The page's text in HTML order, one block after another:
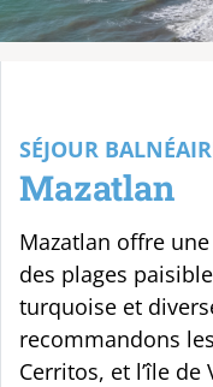
SÉJOUR
Mazatlan
Mazatlan offre
des plages
turquoise et
recommandons
Cerritos, et l’île